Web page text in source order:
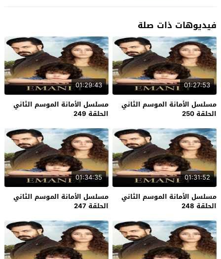
فيديوهات ذات صلة
01:27:53
مسلسل الأمانة الموسم الثاني
الحلقة 250
01:29:43
مسلسل الأمانة الموسم الثاني
الحلقة 249
01:31:52
مسلسل الأمانة الموسم الثاني
الحلقة 248
01:34:35
مسلسل الأمانة الموسم الثاني
الحلقة 247